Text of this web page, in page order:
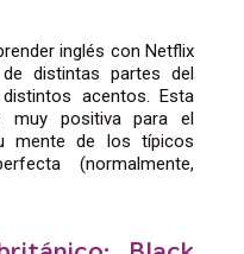
inglés con Netflix
distintas partes del
acentos. Esta
muy positiva para el
mente de los típicos
(normalmente,